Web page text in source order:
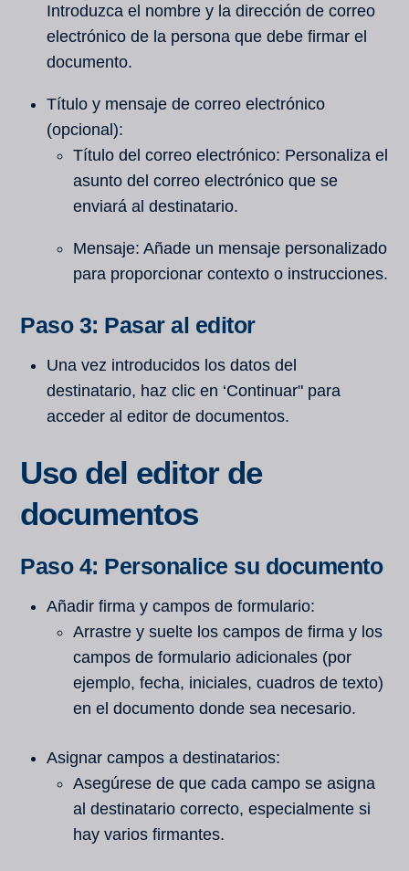
Introduzca el nombre y la dirección de correo
electrónico de la persona que debe firmar el
documento.
Título y mensaje de correo electrónico
(opcional):
Título del correo electrónico: Personaliza el
asunto del correo electrónico que se
enviará al destinatario.
Mensaje: Añade un mensaje personalizado
para proporcionar contexto o instrucciones.
Paso 3: Pasar al editor
Una vez introducidos los datos del
destinatario, haz clic en ‘Continuar" para
acceder al editor de documentos.
Uso del editor de
documentos
Paso 4: Personalice su documento
Añadir firma y campos de formulario:
Arrastre y suelte los campos de firma y los
campos de formulario adicionales (por
ejemplo, fecha, iniciales, cuadros de texto)
en el documento donde sea necesario.
Asignar campos a destinatarios:
Asegúrese de que cada campo se asigna
al destinatario correcto, especialmente si
hay varios firmantes.